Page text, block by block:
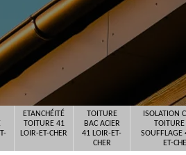
ETANCHÉITÉ
TOITURE 41
LOIR-ET-CHER
TOITURE
BAC ACIER
41 LOIR-ET-
CHER
ISOLATION
TOITURE
SOUFFLAGE
ET-